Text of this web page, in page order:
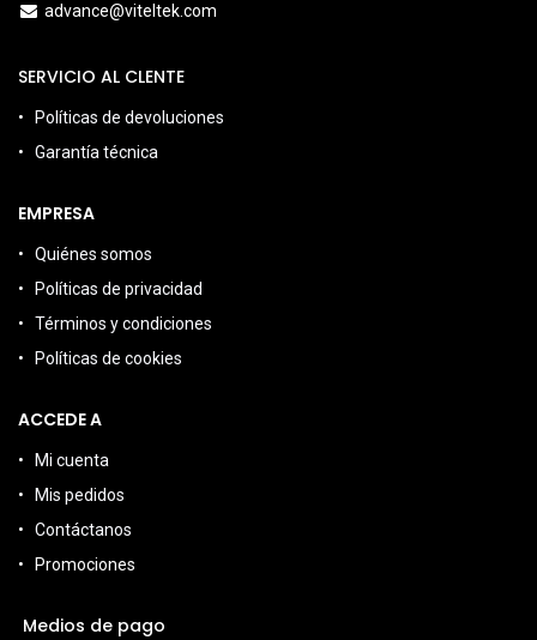
advance@viteltek.com
SERVICIO AL CLENTE
Políticas de devoluciones
Garantía técnica
EMPRESA
Quiénes somos
Políticas de privacidad
Términos y condiciones
Políticas de cookies
ACCEDE A
Mi cuenta
Mis pedidos
Contáctanos
Promociones
Medios de pago